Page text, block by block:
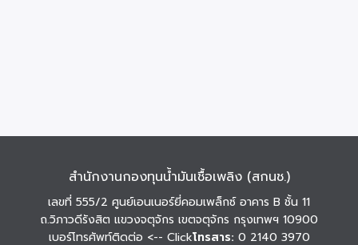
สำนักงานกองทุนน้ำมันเชื้อเพลิง (สกนช.)
เลขที่ 555/2 ศูนย์เอนเนอร์ยี่คอมเพล็กซ์ อาคาร B ชั้น 11
ถ.วิภาวดีรังสิต แขวงจตุจักร เขตจตุจักร กรุงเทพฯ 10900
เบอร์โทรศัพท์ติดต่อ <-- Clickโทรสาร: 0 2140 3970